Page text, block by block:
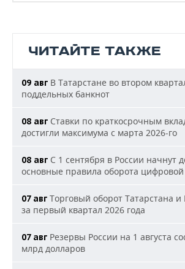
ЧИТАЙТЕ ТАКЖЕ
09 авг В Татарстане во втором
поддельных банкнот
08 авг Ставки по краткосрочным
достигли максимума с марта 2026-го
08 авг С 1 сентября в России начнут
основные правила оборота
07 авг Торговый оборот Татарстана
за первый квартал 2026 года
07 авг Резервы России на 1 августа
млрд долларов